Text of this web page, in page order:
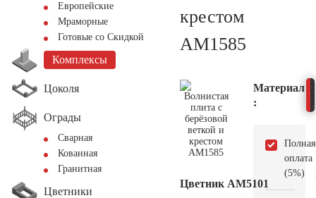
Европейские
Мраморные
Готовые со Скидкой
Комплексы
Цоколя
Ограды
Сварная
Кованная
Гранитная
Цветники
крестом
AM1585
Цветник АМ5101
Материал
:
Полная
оплата
(5%)